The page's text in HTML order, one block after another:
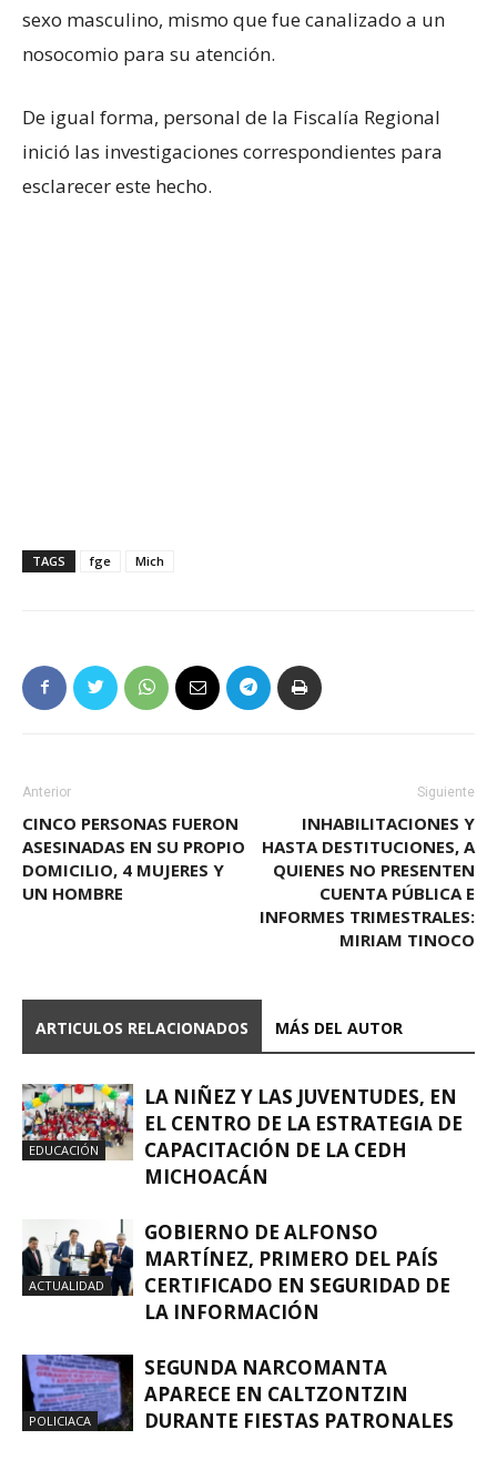
sexo masculino, mismo que fue canalizado a un
nosocomio para su atención.
De igual forma, personal de la Fiscalía Regional
inició las investigaciones correspondientes para
esclarecer este hecho.
TAGS fge Mich
Anterior
CINCO PERSONAS FUERON
ASESINADAS EN SU PROPIO
DOMICILIO, 4 MUJERES Y
UN HOMBRE
Siguiente
INHABILITACIONES Y
HASTA DESTITUCIONES, A
QUIENES NO PRESENTEN
CUENTA PÚBLICA E
INFORMES TRIMESTRALES:
MIRIAM TINOCO
ARTICULOS RELACIONADOS MÁS DEL AUTOR
EDUCACIÓN
LA NIÑEZ Y LAS JUVENTUDES, EN
EL CENTRO DE LA ESTRATEGIA DE
CAPACITACIÓN DE LA CEDH
MICHOACÁN
ACTUALIDAD
GOBIERNO DE ALFONSO
MARTÍNEZ, PRIMERO DEL PAÍS
CERTIFICADO EN SEGURIDAD DE
LA INFORMACIÓN
POLICIACA
SEGUNDA NARCOMANTA
APARECE EN CALTZONTZIN
DURANTE FIESTAS PATRONALES